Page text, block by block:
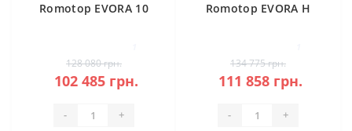
Romotop EVORA 10
128 080 грн.
102 485 грн.
- +
Romotop EVORA H
134 775 грн.
111 858 грн.
- +